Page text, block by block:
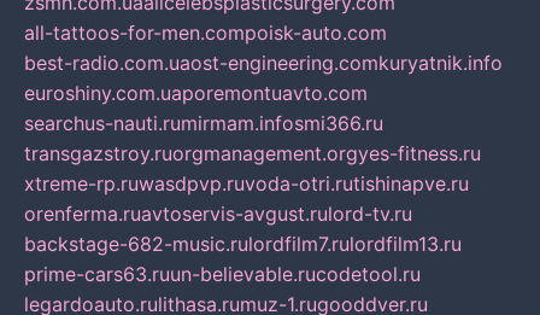
all-tattoos-for-men.compoisk-auto.com
best-radio.com.uaost-engineering.comkuryatnik.info
euroshiny.com.uaporemontuavto.com
searchus-nauti.rumirmam.infosmi366.ru
transgazstroy.ruorgmanagement.orgyes-fitness.ru
xtreme-rp.ruwasdpvp.ruvoda-otri.rutishinapve.ru
orenferma.ruavtoservis-avgust.rulord-tv.ru
backstage-682-music.rulordfilm7.rulordfilm13.ru
prime-cars63.ruun-believable.rucodetool.ru
legardoauto.rulithasa.rumuz-1.rugooddver.ru